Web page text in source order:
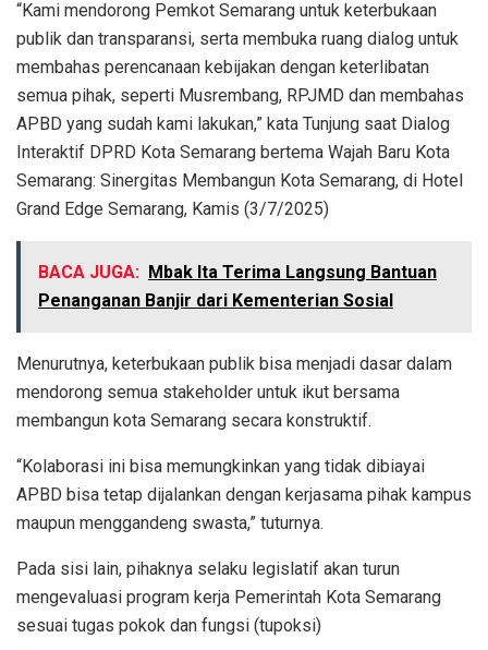
“Kami mendorong Pemkot Semarang untuk keterbukaan
publik dan transparansi, serta membuka ruang dialog untuk
membahas perencanaan kebijakan dengan keterlibatan
semua pihak, seperti Musrembang, RPJMD dan membahas
APBD yang sudah kami lakukan,” kata Tunjung saat Dialog
Interaktif DPRD Kota Semarang bertema Wajah Baru Kota
Semarang: Sinergitas Membangun Kota Semarang, di Hotel
Grand Edge Semarang, Kamis (3/7/2025)
BACA JUGA: Mbak Ita Terima Langsung Bantuan
Penanganan Banjir dari Kementerian Sosial
Menurutnya, keterbukaan publik bisa menjadi dasar dalam
mendorong semua stakeholder untuk ikut bersama
membangun kota Semarang secara konstruktif.
“Kolaborasi ini bisa memungkinkan yang tidak dibiayai
APBD bisa tetap dijalankan dengan kerjasama pihak kampus
maupun menggandeng swasta,” tuturnya.
Pada sisi lain, pihaknya selaku legislatif akan turun
mengevaluasi program kerja Pemerintah Kota Semarang
sesuai tugas pokok dan fungsi (tupoksi)